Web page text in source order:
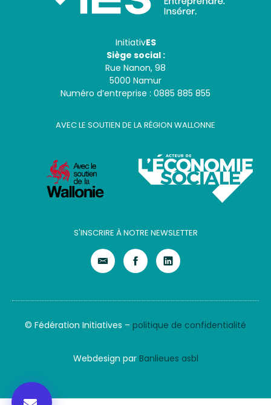
InitiativES
Siège social :
Rue Nanon, 98
5000 Namur
Numéro d’entreprise : 0885 885 855
AVEC LE SOUTIEN DE LA RÉGION WALLONNE
S'INSCRIRE À NOTRE NEWSLETTER
© Fédération Initiatives – politique de confidentialité
Webdesign par Banlieues asbl